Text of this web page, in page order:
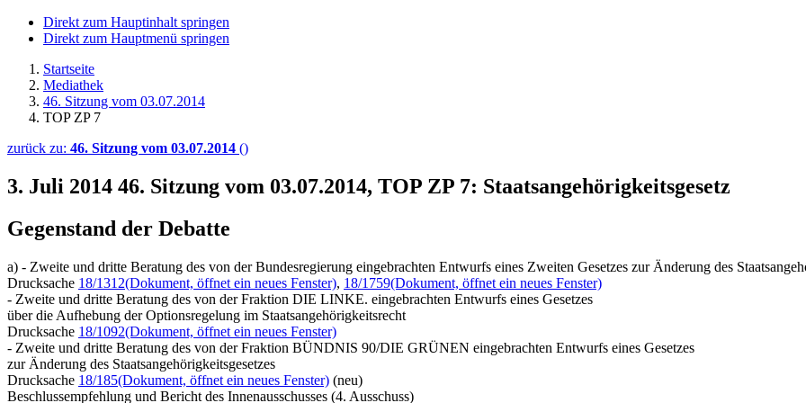
Direkt zum Hauptinhalt springen
Direkt zum Hauptmenü springen
Startseite
Mediathek
46. Sitzung vom 03.07.2014
TOP ZP 7
zurück zu: 46. Sitzung vom 03.07.2014 ()
3. Juli 2014 46. Sitzung vom 03.07.2014, TOP ZP 7: Staatsangehörigkeitsgesetz
Gegenstand der Debatte
a) - Zweite und dritte Beratung des von der Bundesregierung eingebrachten Entwurfs eines Zweiten Gesetzes zur Änderung des
Drucksache 18/1312(Dokument, öffnet ein neues Fenster), 18/1759(Dokument, öffnet ein neues Fenster)
- Zweite und dritte Beratung des von der Fraktion DIE LINKE. eingebrachten Entwurfs eines Gesetzes
über die Aufhebung der Optionsregelung im Staatsangehörigkeitsrecht
Drucksache 18/1092(Dokument, öffnet ein neues Fenster)
- Zweite und dritte Beratung des von der Fraktion BÜNDNIS 90/DIE GRÜNEN eingebrachten Entwurfs eines Gesetzes
zur Änderung des Staatsangehörigkeitsgesetzes
Drucksache 18/185(Dokument, öffnet ein neues Fenster) (neu)
Beschlussempfehlung und Bericht des Innenausschusses (4. Ausschuss)